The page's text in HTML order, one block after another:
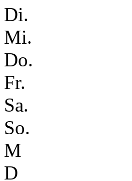
Di.
Mi.
Do.
Fr.
Sa.
So.
M
D